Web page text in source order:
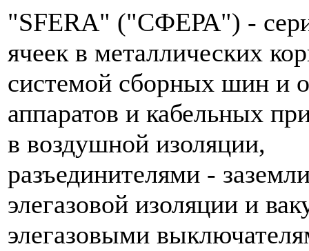
"SFERA" ("СФЕРА") -
ячеек в металлических
системой сборных шин и
аппаратов и кабельных
в воздушной изоляции,
разъединителями -
элегазовой изоляции и
элегазовыми